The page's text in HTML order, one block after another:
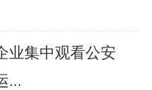
业集中观看公安
...